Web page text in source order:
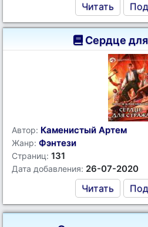
Читать
Сердце
Автор: Каменистый Артем
Жанр: Фэнтези
Страниц: 131
Дата добавления: 26-07-2020
Читать